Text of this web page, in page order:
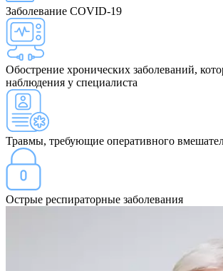
Заболевание COVID-19
Обострение хронических заболеваний,
наблюдения у специалиста
Травмы, требующие оперативного
Острые респираторные заболевания